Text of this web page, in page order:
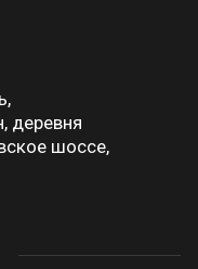
деревня
шоссе,